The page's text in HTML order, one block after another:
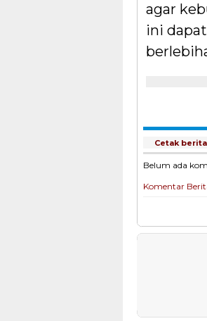
agar
ini
Cetak
Belum ada
Komentar